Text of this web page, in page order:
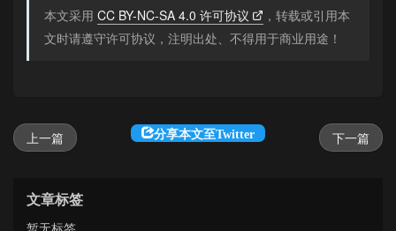
本文采用 CC BY-NC-SA 4.0 许可协议
，转载或引用本
文时请遵守许可协议，注明出处、不得用于商业用途！
下一篇
分享本文至Twitter
上一篇
文章标签
暂无标签